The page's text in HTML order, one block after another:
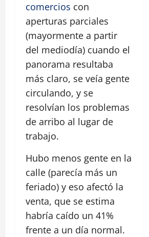
comercios con
aperturas parciales
(mayormente a partir
del mediodía) cuando el
panorama resultaba
más claro, se veía gente
circulando, y se
resolvían los problemas
de arribo al lugar de
trabajo.
Hubo menos gente en la
calle (parecía más un
feriado) y eso afectó la
venta, que se estima
habría caído un 41%
frente a un día normal.